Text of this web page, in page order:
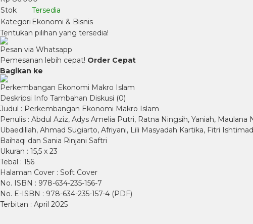
Stok
Tersedia
Kategori Ekonomi & Bisnis
Tentukan pilihan yang tersedia!
Pesan via Whatsapp
Pemesanan lebih cepat! Order Cepat
Bagikan ke
Perkembangan Ekonomi Makro Islam
Deskripsi Info Tambahan Diskusi (0)
Judul : Perkembangan Ekonomi Makro Islam
Penulis : Abdul Aziz, Adys Amelia Putri, Ratna Ningsih, Yaniah,
Ubaedillah, Ahmad Sugiarto, Afriyani, Lili Masyadah Kartika, Fitri
Baihaqi dan Sania Rinjani Saftri
Ukuran : 15,5 x 23
Tebal : 156
Halaman Cover : Soft Cover
No. ISBN : 978-634-235-156-7
No. E-ISBN : 978-634-235-157-4 (PDF)
Terbitan : April 2025